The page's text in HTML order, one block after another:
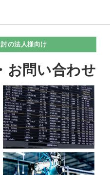
の法人様向け
お問い合わせ